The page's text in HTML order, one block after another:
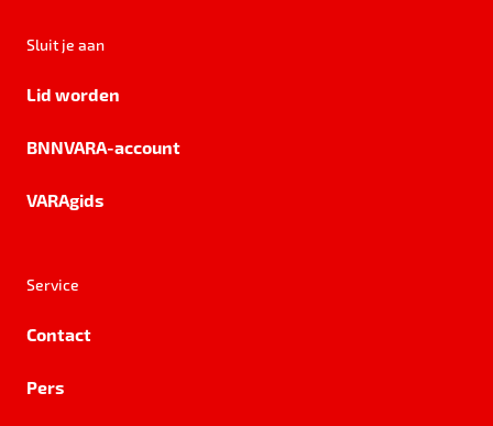
Sluit je aan
Lid worden
BNNVARA-account
VARAgids
Service
Contact
Pers